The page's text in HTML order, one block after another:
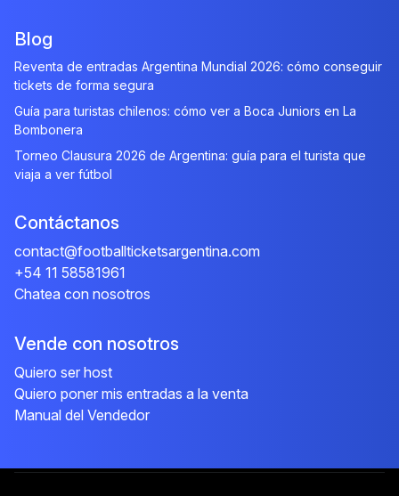
Blog
Reventa de entradas Argentina Mundial 2026: cómo conseguir
tickets de forma segura
Guía para turistas chilenos: cómo ver a Boca Juniors en La
Bombonera
Torneo Clausura 2026 de Argentina: guía para el turista que
viaja a ver fútbol
Contáctanos
contact@footballticketsargentina.com
+54 11 58581961
Chatea con nosotros
Vende con nosotros
Quiero ser host
Quiero poner mis entradas a la venta
Manual del Vendedor